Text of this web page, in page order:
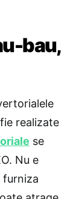
bau,
realizate
se
Nu e
furniza